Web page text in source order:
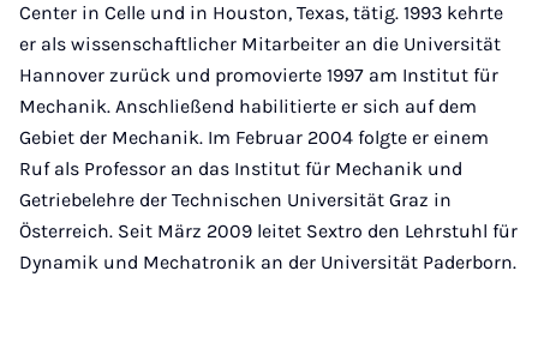
Center in Celle und in Houston, Texas, tätig. 1993 kehrte
er als wissenschaftlicher Mitarbeiter an die Universität
Hannover zurück und promovierte 1997 am Institut für
Mechanik. Anschließend habilitierte er sich auf dem
Gebiet der Mechanik. Im Februar 2004 folgte er einem
Ruf als Professor an das Institut für Mechanik und
Getriebelehre der Technischen Universität Graz in
Österreich. Seit März 2009 leitet Sextro den Lehrstuhl für
Dynamik und Mechatronik an der Universität Paderborn.